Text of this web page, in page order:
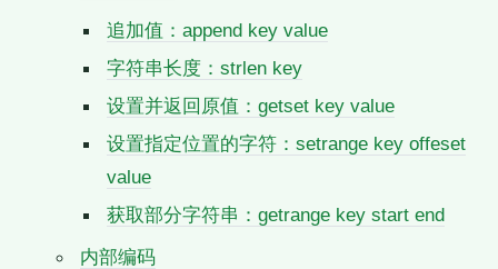
追加值：append key value
字符串长度：strlen key
设置并返回原值：getset key value
设置指定位置的字符：setrange key offeset
value
获取部分字符串：getrange key start end
内部编码